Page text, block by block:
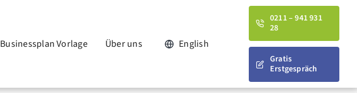
Businessplan Vorlage Über uns English
0211 – 941 931
28
Gratis
Erstgespräch